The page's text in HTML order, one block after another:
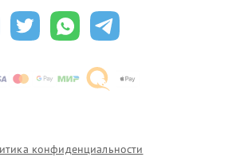
конфиденциальности